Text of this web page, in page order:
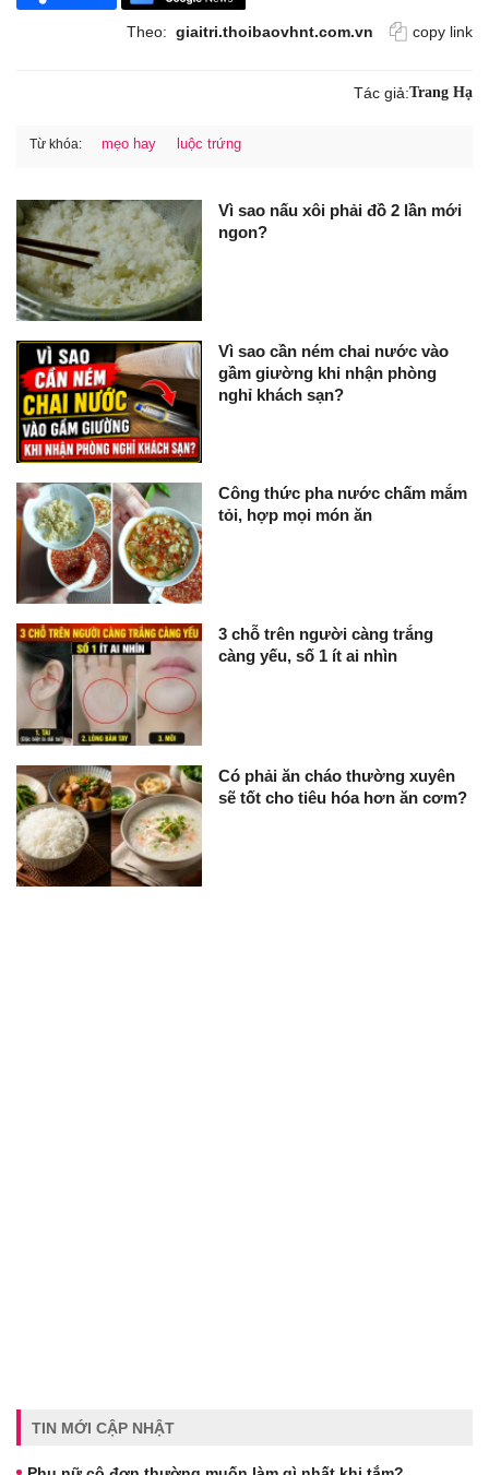
Theo: giaitri.thoibaovhnt.com.vn copy link
Tác giả:Trang Hạ
Từ khóa: mẹo hay luộc trứng
Vì sao nấu xôi phải đồ 2 lần mới
ngon?
Vì sao cần ném chai nước vào
gầm giường khi nhận phòng
nghỉ khách sạn?
Công thức pha nước chấm mắm
tỏi, hợp mọi món ăn
3 chỗ trên người càng trắng
càng yếu, số 1 ít ai nhìn
Có phải ăn cháo thường xuyên
sẽ tốt cho tiêu hóa hơn ăn cơm?
TIN MỚI CẬP NHẬT